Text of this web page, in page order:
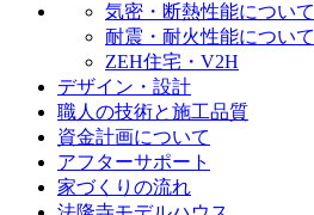
気密・断熱性能について
耐震・耐火性能について
ZEH住宅・V2H
デザイン・設計
職人の技術と施工品質
資金計画について
アフターサポート
家づくりの流れ